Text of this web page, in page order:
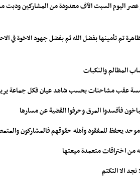
اليوم السبت الآف معدودة من المشاركين
تم تأمينها بفضل الله ثم بفضل جهود الاخوة في
المظالم والنكبات
عقب مشاحنات بحسب شاهد عيان فكل جماعة
فأفسدوا المرق وحرفوا القضية عن مسارها
يحفظ للمفقود وأهله حقوقهم فالمشاركون
من اختراقات متعمدة ميعتها
الا التكتم